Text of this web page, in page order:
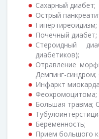
Сахарный диабет;
Острый
Гипертиреоидизм;
Почечный диабет;
Стероидный
диабетиков);
Отравление
Демпинг-
Инфаркт
Феохромоцитома;
Большая травма;
Беременность;
Прием большого